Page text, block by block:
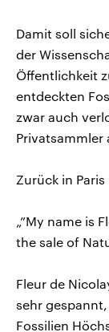
Damit soll
der
Öffentlichkeit
entdeckten
zwar auch
Privatsammler
Zurück in
„”My name is
the sale of
Fleur de
sehr
Fossilien